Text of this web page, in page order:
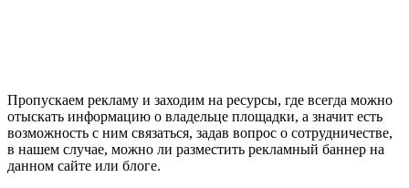
Пропускаем рекламу и заходим на ресурсы, где всегда можно
отыскать информацию о владельце площадки, а значит есть
возможность с ним связаться, задав вопрос о сотрудничестве,
в нашем случае, можно ли разместить рекламный баннер на
данном сайте или блоге.